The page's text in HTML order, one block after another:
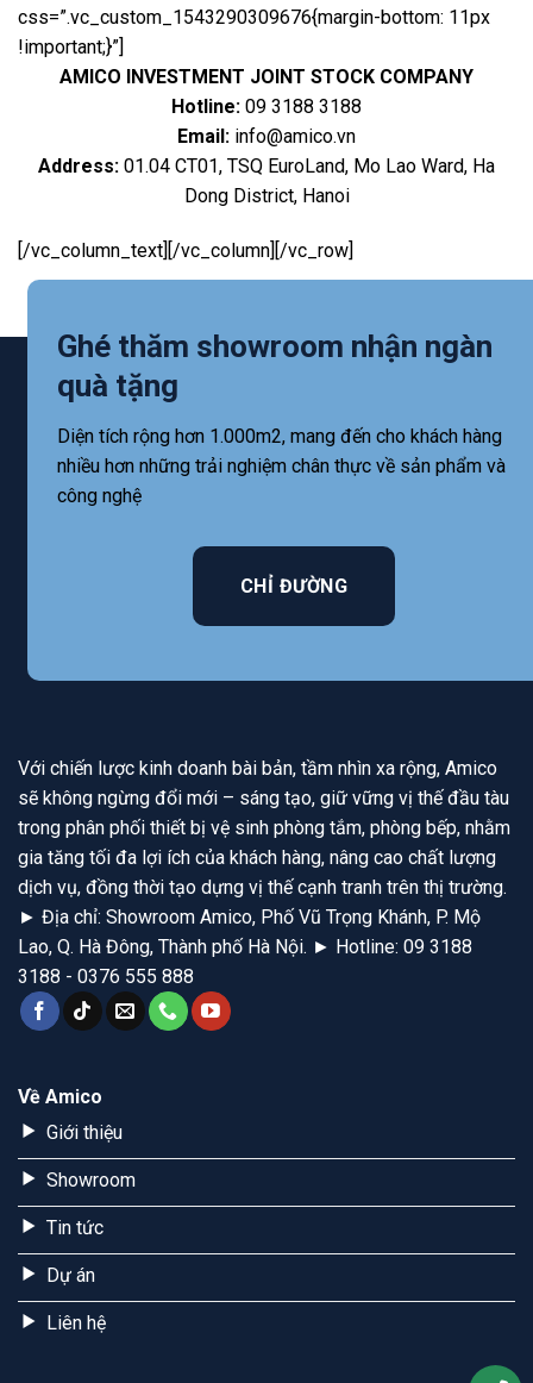
css=”.vc_custom_1543290309676{margin-bottom: 11px
!important;}”]
AMICO INVESTMENT JOINT STOCK COMPANY
Hotline: 09 3188 3188
Email: info@amico.vn
Address: 01.04 CT01, TSQ EuroLand, Mo Lao Ward, Ha
Dong District, Hanoi
[/vc_column_text][/vc_column][/vc_row]
Ghé thăm showroom nhận ngàn
quà tặng
Diện tích rộng hơn 1.000m2, mang đến cho khách hàng
nhiều hơn những trải nghiệm chân thực về sản phẩm và
công nghệ
CHỈ ĐƯỜNG
Với chiến lược kinh doanh bài bản, tầm nhìn xa rộng, Amico
sẽ không ngừng đổi mới – sáng tạo, giữ vững vị thế đầu tàu
trong phân phối thiết bị vệ sinh phòng tắm, phòng bếp, nhằm
gia tăng tối đa lợi ích của khách hàng, nâng cao chất lượng
dịch vụ, đồng thời tạo dựng vị thế cạnh tranh trên thị trường.
► Địa chỉ: Showroom Amico, Phố Vũ Trọng Khánh, P. Mộ
Lao, Q. Hà Đông, Thành phố Hà Nội. ► Hotline: 09 3188
3188 - 0376 555 888
Về Amico
Giới thiệu
Showroom
Tin tức
Dự án
Liên hệ